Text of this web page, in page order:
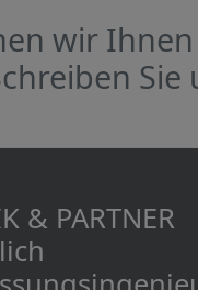
wir
Sie
& PARTNER